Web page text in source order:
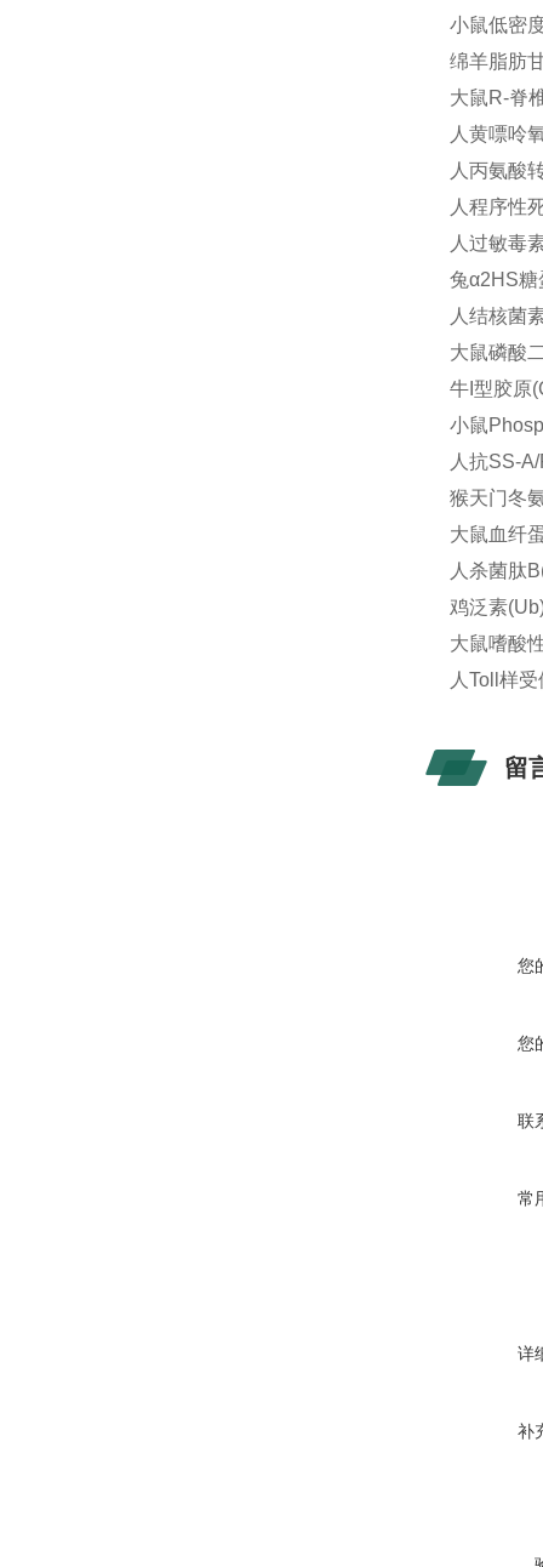
小鼠低密
绵羊脂肪
大鼠R-脊
人黄嘌呤
人丙氨酸
人程序性
人过敏毒
兔α2HS
人结核菌
大鼠磷酸
牛I型胶原
小鼠
人抗SS-
猴天门冬
大鼠血纤
人杀菌肽
鸡泛素
大鼠嗜酸
人Toll样
留
您
您
联
常
详
补